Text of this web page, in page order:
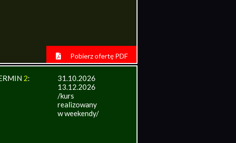
Pobierz ofertę PDF
2:
31.10.2026
13.12.2026
/kurs
realizowany
w weekendy/